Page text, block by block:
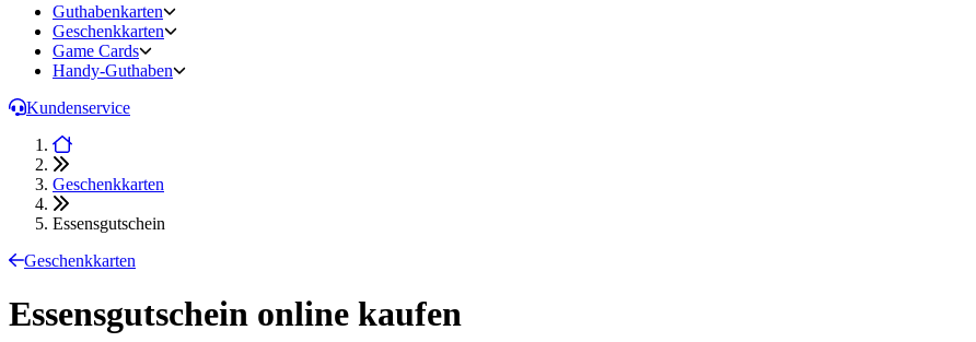
Guthabenkarten
Geschenkkarten
Game Cards
Handy-Guthaben
Kundenservice
Geschenkkarten
Essensgutschein
Geschenkkarten
Essensgutschein online kaufen